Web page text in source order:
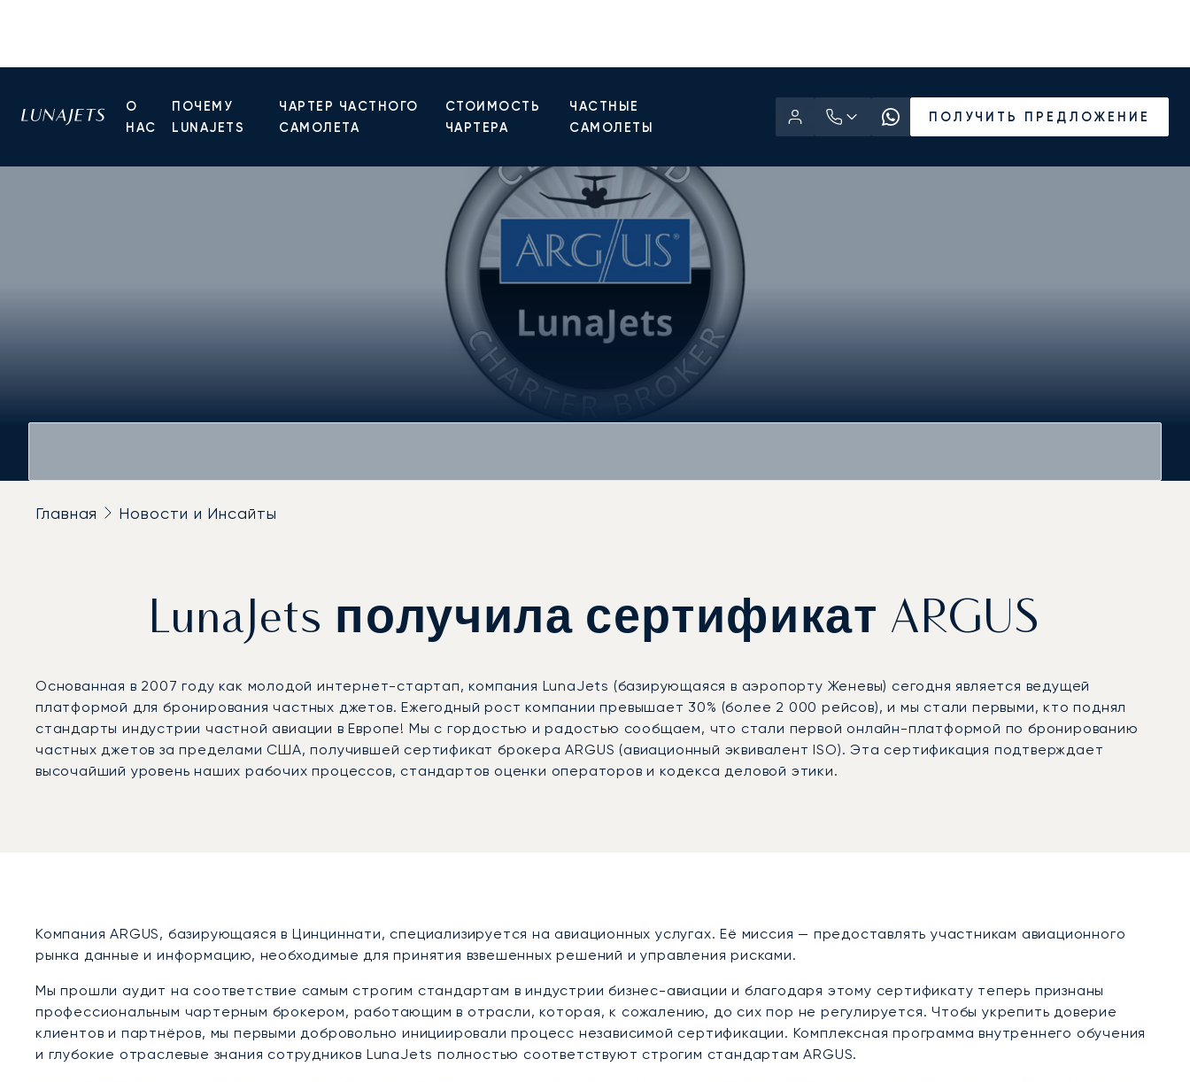
О
НАС
ПОЧЕМУ
LUNAJETS
ЧАРТЕР ЧАСТНОГО
САМОЛЕТА
СТОИМОСТЬ
ЧАРТЕРА
ЧАСТНЫЕ
САМОЛЕТЫ
ПОЛУЧИТЬ ПРЕДЛОЖЕНИЕ
Главная Новости и Инсайты
LunaJets получила сертификат ARGUS
Основанная в 2007 году как молодой интернет-стартап, компания LunaJets (базирующаяся в аэропорту Женевы) сегодня является ведущей
платформой для бронирования частных джетов. Ежегодный рост компании превышает 30% (более 2 000 рейсов), и мы стали первыми, кто поднял
стандарты индустрии частной авиации в Европе! Мы с гордостью и радостью сообщаем, что стали первой онлайн-платформой по бронированию
частных джетов за пределами США, получившей сертификат брокера ARGUS (авиационный эквивалент ISO). Эта сертификация подтверждает
высочайший уровень наших рабочих процессов, стандартов оценки операторов и кодекса деловой этики.
Компания ARGUS, базирующаяся в Цинциннати, специализируется на авиационных услугах. Её миссия — предоставлять участникам авиационного
рынка данные и информацию, необходимые для принятия взвешенных решений и управления рисками.
Мы прошли аудит на соответствие самым строгим стандартам в индустрии бизнес-авиации и благодаря этому сертификату теперь признаны
профессиональным чартерным брокером, работающим в отрасли, которая, к сожалению, до сих пор не регулируется. Чтобы укрепить доверие
клиентов и партнёров, мы первыми добровольно инициировали процесс независимой сертификации. Комплексная программа внутреннего обучения
и глубокие отраслевые знания сотрудников LunaJets полностью соответствуют строгим стандартам ARGUS.